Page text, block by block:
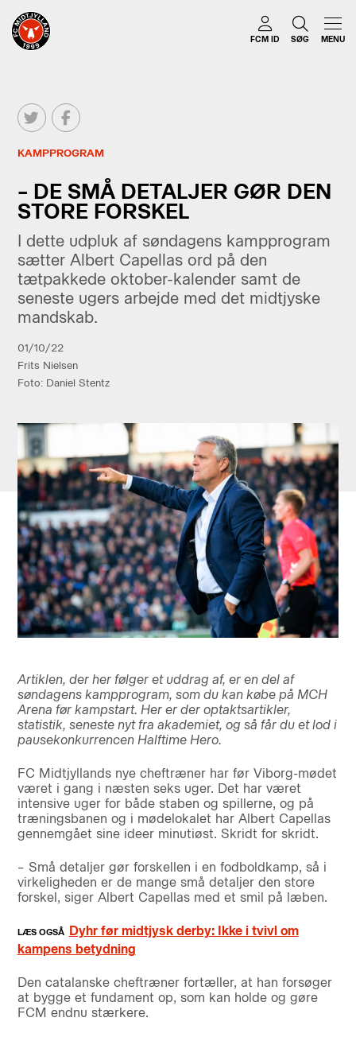
FCM ID SØG MENU
KAMPPROGRAM
– DE SMÅ DETALJER GØR DEN
STORE FORSKEL
I dette udpluk af søndagens kampprogram
sætter Albert Capellas ord på den
tætpakkede oktober-kalender samt de
seneste ugers arbejde med det midtjyske
mandskab.
01/10/22
Frits Nielsen
Foto: Daniel Stentz
Artiklen, der her følger et uddrag af, er en del af
søndagens kampprogram, som du kan købe på MCH
Arena før kampstart. Her er der optaktsartikler,
statistik, seneste nyt fra akademiet, og så får du et lod i
pausekonkurrencen Halftime Hero.
FC Midtjyllands nye cheftræner har før Viborg-mødet
været i gang i næsten seks uger. Det har været
intensive uger for både staben og spillerne, og på
træningsbanen og i mødelokalet har Albert Capellas
gennemgået sine ideer minutiøst. Skridt for skridt.
– Små detaljer gør forskellen i en fodboldkamp, så i
virkeligheden er de mange små detaljer den store
forskel, siger Albert Capellas med et smil på læben.
Dyhr før midtjysk derby: Ikke i tvivl om
kampens betydning
Den catalanske cheftræner fortæller, at han forsøger
at bygge et fundament op, som kan holde og gøre
FCM endnu stærkere.